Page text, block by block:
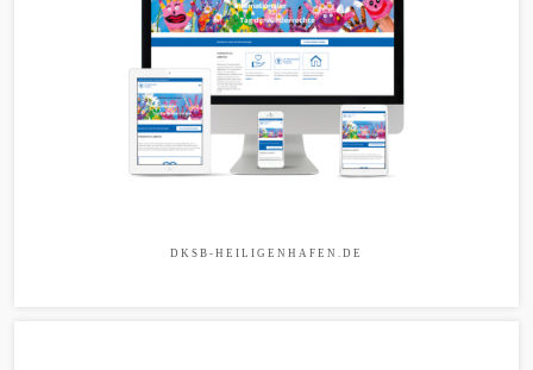
DKSB-HEILIGENHAFEN.DE